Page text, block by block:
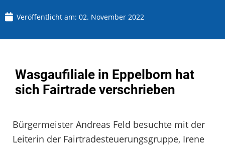
Veröffentlicht am: 02. November 2022
Wasgaufiliale in Eppelborn hat
sich Fairtrade verschrieben
Bürgermeister Andreas Feld besuchte mit der
Leiterin der Fairtradesteuerungsgruppe, Irene